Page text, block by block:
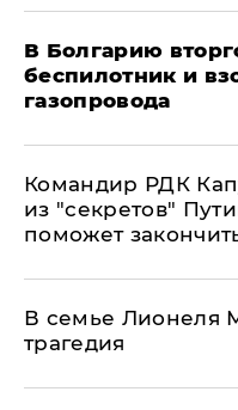
В Болгарию
беспилотник и
газопровода
Командир РДК
из "секретов"
поможет
В семье Лионеля
трагедия